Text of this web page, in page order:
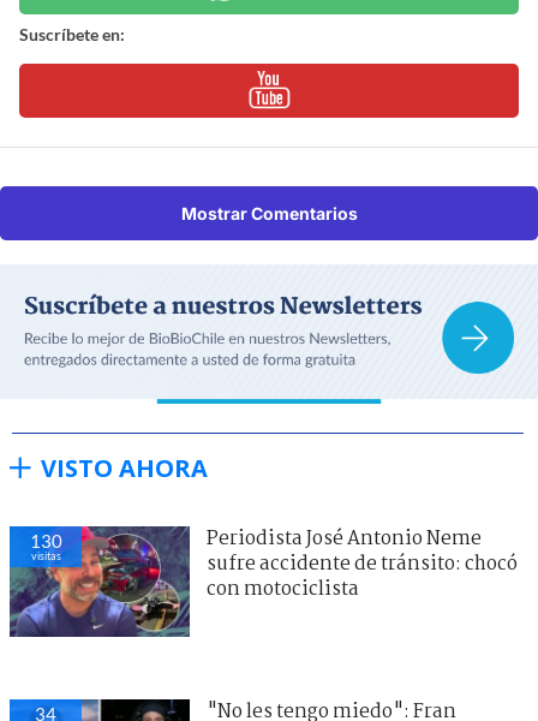
Suscríbete en:
Mostrar Comentarios
VISTO AHORA
130
visitas
Periodista José Antonio Neme
sufre accidente de tránsito: chocó
con motociclista
34 "No les tengo miedo": Fran